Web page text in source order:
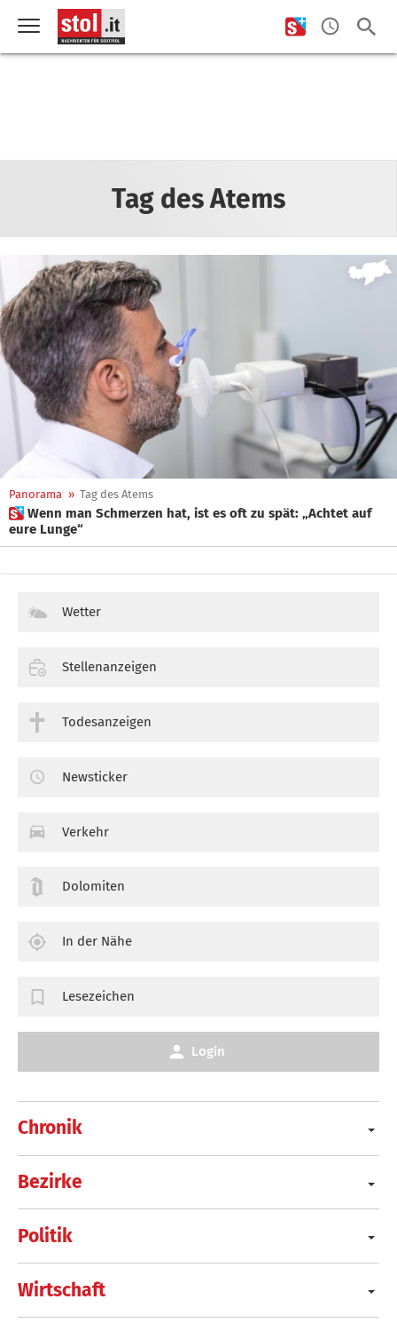
Tag des Atems
Panorama » Tag des Atems
 Wenn man Schmerzen hat, ist es oft zu spät: „Achtet auf
eure Lunge“
Chronik
Bezirke
Politik
Wirtschaft
Wetter
Stellenanzeigen
Todesanzeigen
Newsticker
Verkehr
Dolomiten
In der Nähe
Lesezeichen
Login